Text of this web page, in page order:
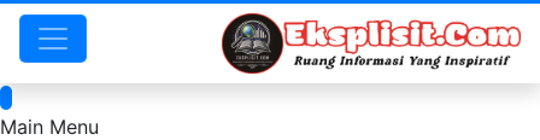
Main Menu